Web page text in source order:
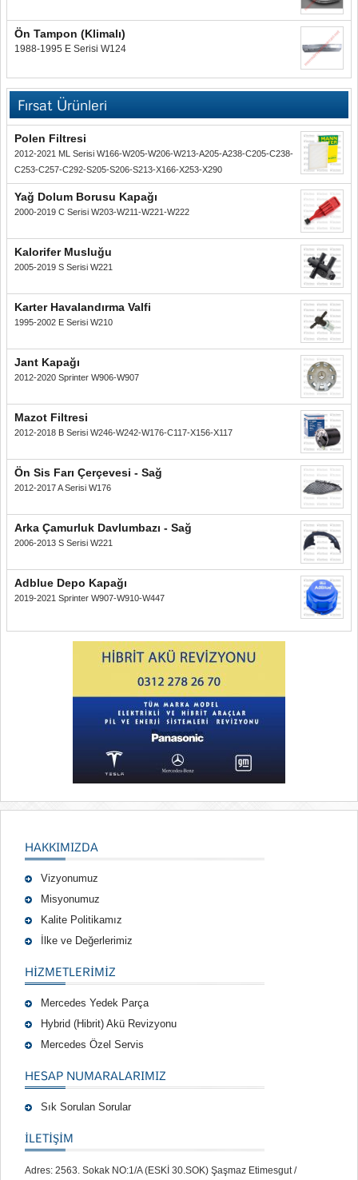
Ön Tampon (Klimalı)
1988-1995 E Serisi W124
Fırsat Ürünleri
Polen Filtresi
2012-2021 ML Serisi W166-W205-W206-W213-A205-A238-C205-C238-
C253-C257-C292-S205-S206-S213-X166-X253-X290
Yağ Dolum Borusu Kapağı
2000-2019 C Serisi W203-W211-W221-W222
Kalorifer Musluğu
2005-2019 S Serisi W221
Karter Havalandırma Valfi
1995-2002 E Serisi W210
Jant Kapağı
2012-2020 Sprinter W906-W907
Mazot Filtresi
2012-2018 B Serisi W246-W242-W176-C117-X156-X117
Ön Sis Farı Çerçevesi - Sağ
2012-2017 A Serisi W176
Arka Çamurluk Davlumbazı - Sağ
2006-2013 S Serisi W221
Adblue Depo Kapağı
2019-2021 Sprinter W907-W910-W447
HAKKIMIZDA
Vizyonumuz
Misyonumuz
Kalite Politikamız
İlke ve Değerlerimiz
HIZMETLERIMIZ
Mercedes Yedek Parça
Hybrid (Hibrit) Akü Revizyonu
Mercedes Özel Servis
HESAP NUMARALARIMIZ
Sık Sorulan Sorular
İLETİŞİM
Adres: 2563. Sokak NO:1/A (ESKİ 30.SOK) Şaşmaz Etimesgut /